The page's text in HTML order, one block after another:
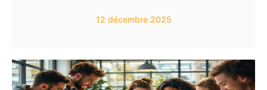
12 décembre 2025